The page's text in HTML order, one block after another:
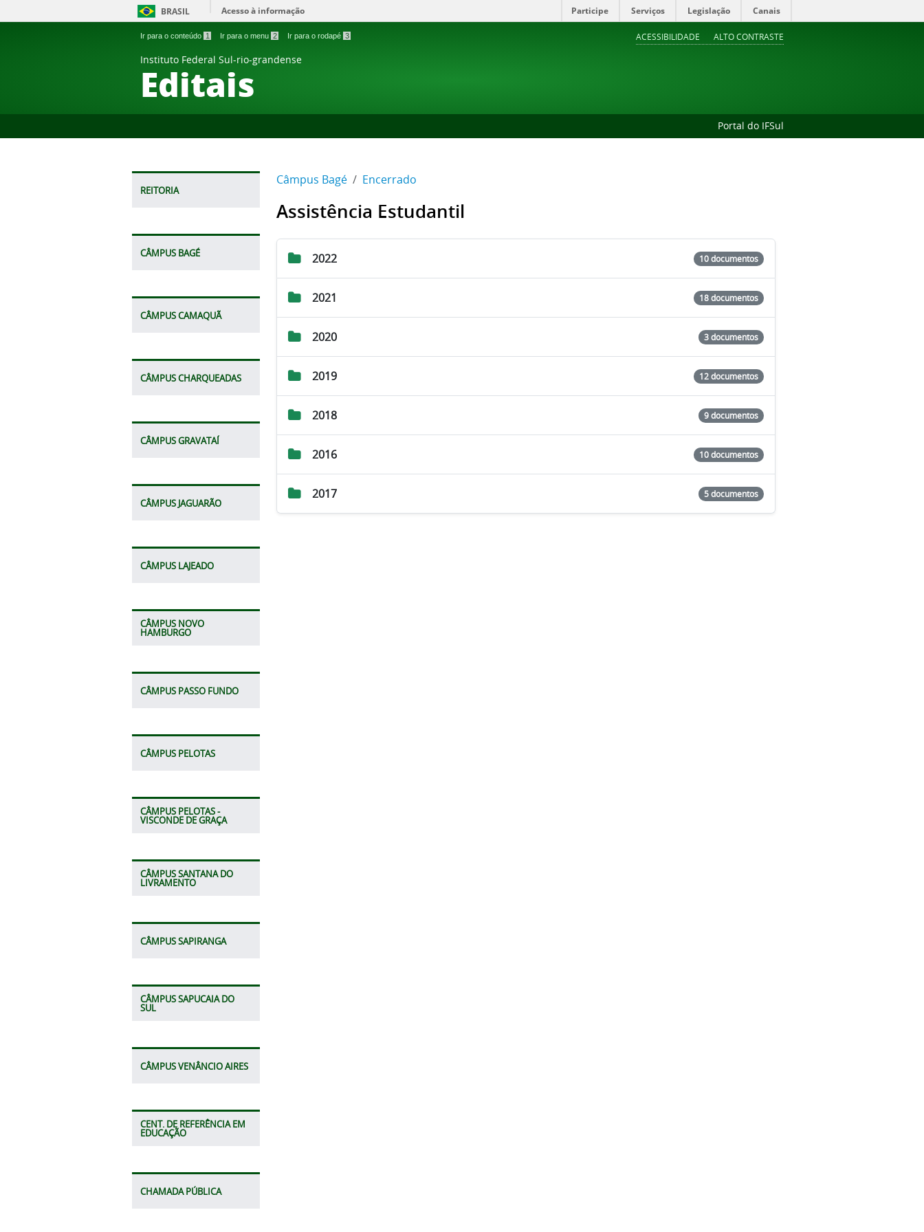
BRASIL Acesso à informação Participe Serviços Legislação Canais
Ir para o conteúdo 1 Ir para o menu 2 Ir para o rodapé 3 ACESSIBILIDADE ALTO CONTRASTE
Instituto Federal Sul-rio-grandense
Editais
Portal do IFSul
REITORIA
CÂMPUS BAGÉ
CÂMPUS CAMAQUÃ
CÂMPUS CHARQUEADAS
CÂMPUS GRAVATAÍ
CÂMPUS JAGUARÃO
CÂMPUS LAJEADO
CÂMPUS NOVO
HAMBURGO
CÂMPUS PASSO FUNDO
CÂMPUS PELOTAS
CÂMPUS PELOTAS -
VISCONDE DE GRAÇA
CÂMPUS SANTANA DO
LIVRAMENTO
CÂMPUS SAPIRANGA
CÂMPUS SAPUCAIA DO
SUL
CÂMPUS VENÂNCIO AIRES
CENT. DE REFERÊNCIA EM
EDUCAÇÃO
CHAMADA PÚBLICA
Câmpus Bagé Encerrado
Assistência Estudantil
2022 10 documentos
2021 18 documentos
2020 3 documentos
2019 12 documentos
2018 9 documentos
2016 10 documentos
2017 5 documentos